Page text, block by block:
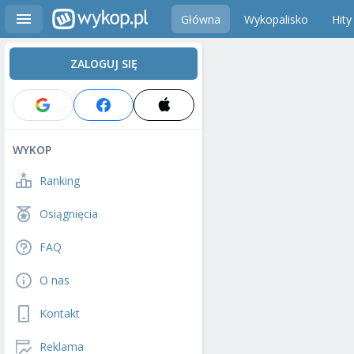
Główna Wykopalisko Hity
ZALOGUJ SIĘ
WYKOP
Ranking
Osiągnięcia
FAQ
O nas
Kontakt
Reklama